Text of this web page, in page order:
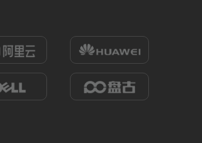
【百家号】专属视频4
编号 222403320003 形式